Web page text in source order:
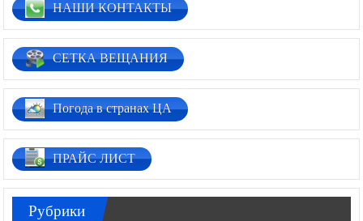
НАШИ КОНТАКТЫ
СЕТКА ВЕЩАНИЯ
Погода в странах ЦА
ПРАЙС ЛИСТ
Рубрики